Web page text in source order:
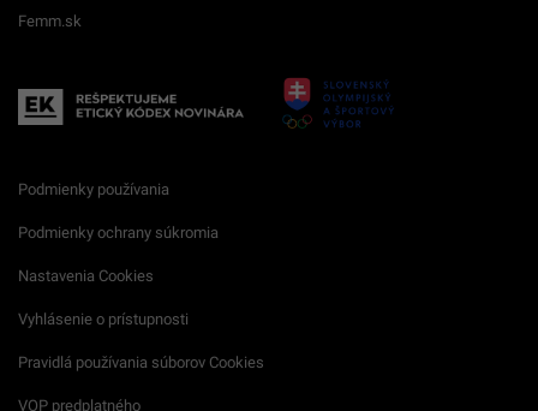
Femm.sk
Podmienky používania
Podmienky ochrany súkromia
Nastavenia Cookies
Vyhlásenie o prístupnosti
Pravidlá používania súborov Cookies
VOP predplatného